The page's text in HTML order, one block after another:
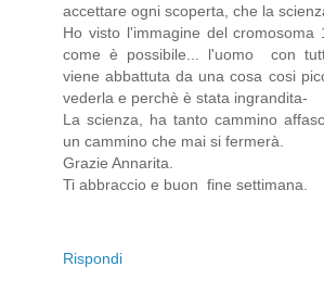
accettare ogni scoperta, che la
Ho visto l'immagine del cromosoma
come è possibile... l'uomo con
viene abbattuta da una cosa cosi
vederla e perchè è stata ingrandita-
La scienza, ha tanto cammino
un cammino che mai si fermerà.
Grazie Annarita.
Ti abbraccio e buon fine settimana.
Rispondi